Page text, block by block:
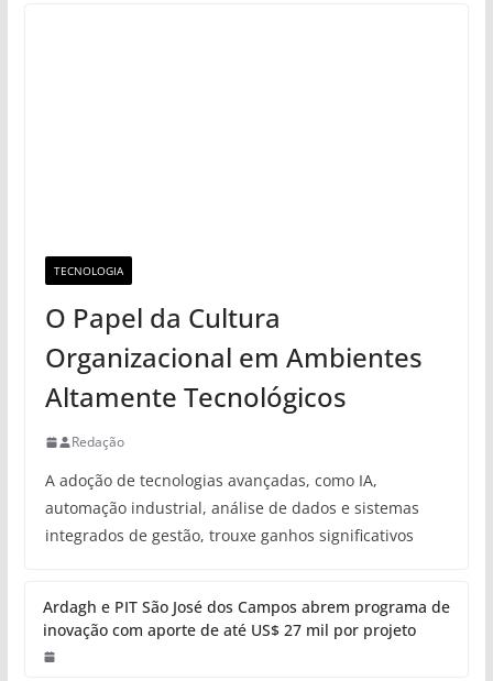
TECNOLOGIA
O Papel da Cultura
Organizacional em Ambientes
Altamente Tecnológicos
Redação
A adoção de tecnologias avançadas, como IA,
automação industrial, análise de dados e sistemas
integrados de gestão, trouxe ganhos significativos
Ardagh e PIT São José dos Campos abrem programa de
inovação com aporte de até US$ 27 mil por projeto